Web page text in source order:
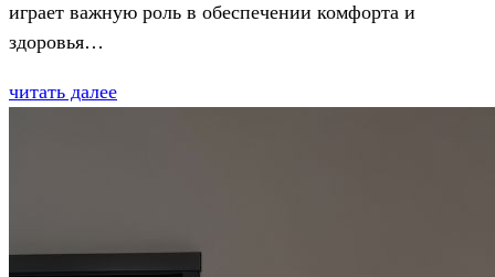
играет важную роль в обеспечении комфорта и
здоровья…
читать далее